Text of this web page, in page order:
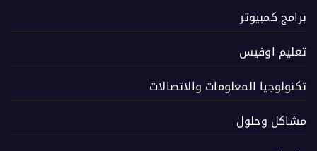
برامج كمبيوتر
تعليم اوفيس
تكنولوجيا المعلومات والاتصالات
مشاكل وحلول